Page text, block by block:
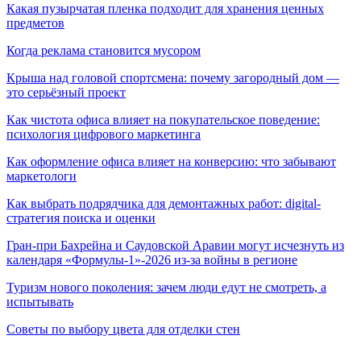
Какая пузырчатая пленка подходит для хранения ценных
предметов
Когда реклама становится мусором
Крыша над головой спортсмена: почему загородный дом —
это серьёзный проект
Как чистота офиса влияет на покупательское поведение:
психология цифрового маркетинга
Как оформление офиса влияет на конверсию: что забывают
маркетологи
Как выбрать подрядчика для демонтажных работ: digital-
стратегия поиска и оценки
Гран-при Бахрейна и Саудовской Аравии могут исчезнуть из
календаря «Формулы-1»-2026 из-за войны в регионе
Туризм нового поколения: зачем люди едут не смотреть, а
испытывать
Советы по выбору цвета для отделки стен